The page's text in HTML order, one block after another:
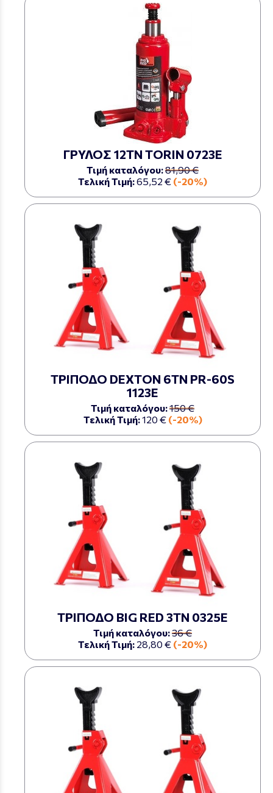
ΓΡΥΛΟΣ 12ΤΝ TORIN 0723Ε
Τιμή καταλόγου:81,90 €
Τελική Τιμή:65,52 € (-20%)
ΤΡΙΠΟΔΟ DEXTON 6ΤΝ PR-60S
1123Ε
Τιμή καταλόγου:150 €
Τελική Τιμή:120 € (-20%)
ΤΡΙΠΟΔΟ BIG RED 3ΤΝ 0325Ε
Τιμή καταλόγου:36 €
Τελική Τιμή: 28,80 € (-20%)